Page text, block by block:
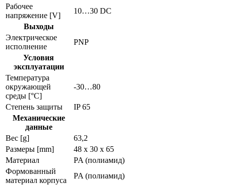
Рабочее
напряжение [V]
10…30 DC
Выходы
Электрическое
исполнение
PNP
Условия
эксплуатации
Температура
окружающей
среды [°C]
-30…80
Степень защиты
IP 65
Механические
данные
Вес [g]
63,2
Размеры [mm]
48 x 30 x 65
Материал
PA (полиамид)
Формованный
материал корпуса
PA (полиамид)